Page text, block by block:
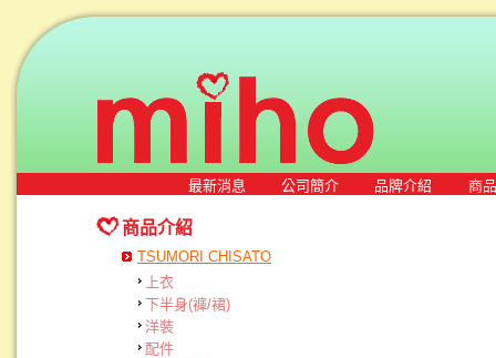
最新消息 公司簡介 品牌介紹 商
商品介紹
TSUMORI CHISATO
上衣
下半身(褲/裙)
洋裝
配件